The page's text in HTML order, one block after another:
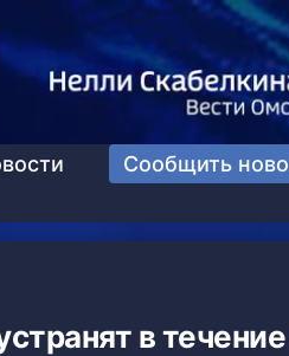
Сообщить
в